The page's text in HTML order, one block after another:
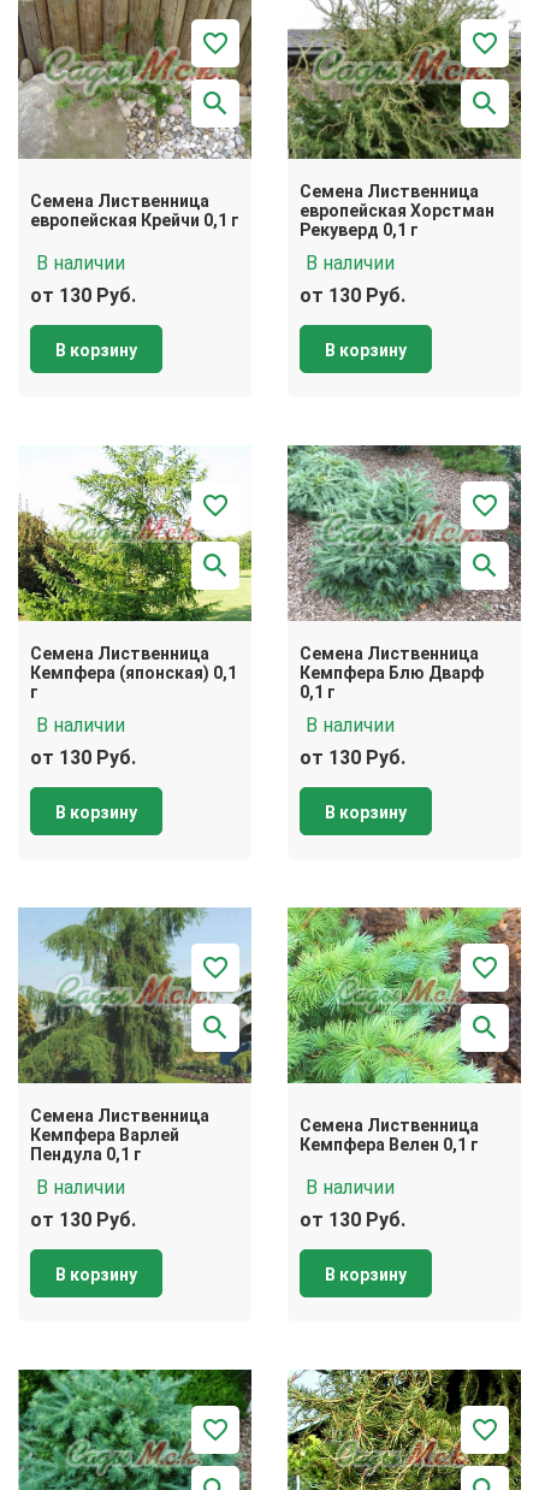
Семена Лиственница
европейская Крейчи 0,1 г
В наличии
от 130 Руб.
В корзину
Семена Лиственница
европейская Хорстман
Рекуверд 0,1 г
В наличии
от 130 Руб.
В корзину
Семена Лиственница
Кемпфера (японская) 0,1
г
В наличии
от 130 Руб.
В корзину
Семена Лиственница
Кемпфера Блю Дварф
0,1 г
В наличии
от 130 Руб.
В корзину
Семена Лиственница
Кемпфера Варлей
Пендула 0,1 г
В наличии
от 130 Руб.
В корзину
Семена Лиственница
Кемпфера Велен 0,1 г
В наличии
от 130 Руб.
В корзину